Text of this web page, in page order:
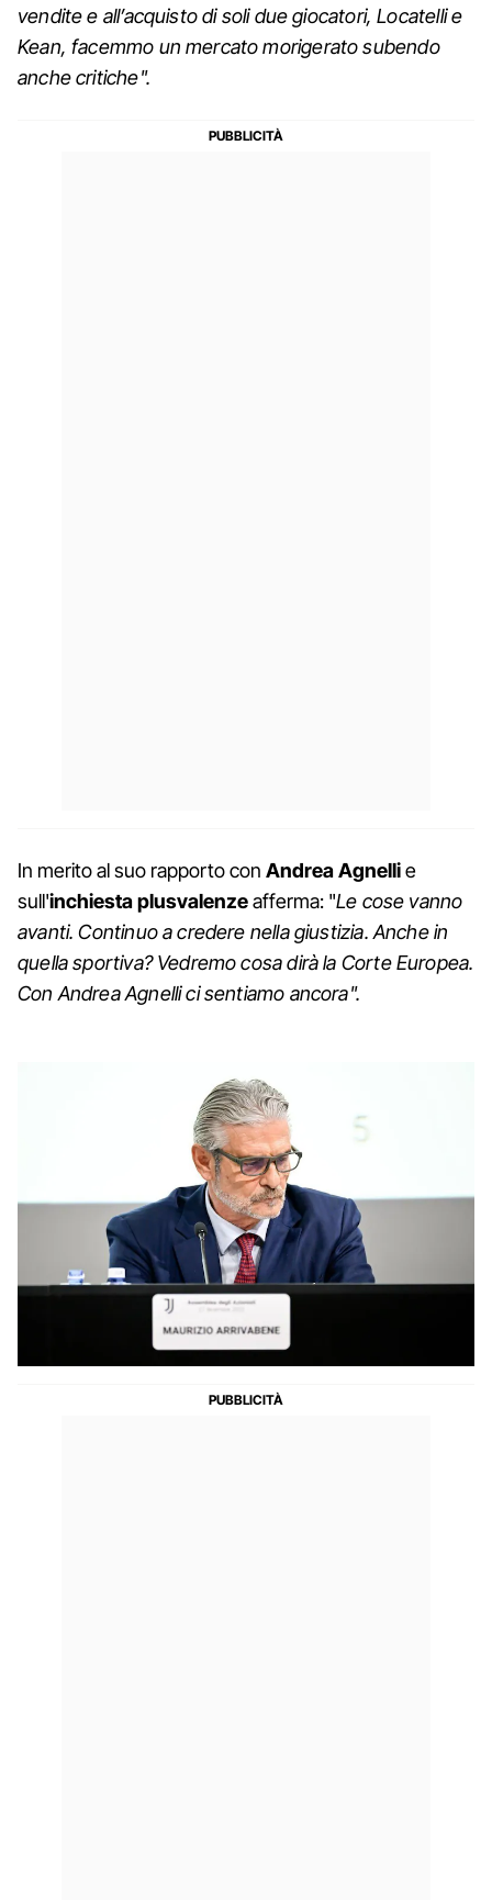
vendite e all’acquisto di soli due giocatori, Locatelli e
Kean, facemmo un mercato morigerato subendo
anche critiche".
In merito al suo rapporto con Andrea Agnellie
sull'inchiesta plusvalenzeafferma: "Le cose vanno
avanti. Continuo a credere nella giustizia. Anche in
quella sportiva? Vedremo cosa dirà la Corte Europea.
Con Andrea Agnelli ci sentiamo ancora".